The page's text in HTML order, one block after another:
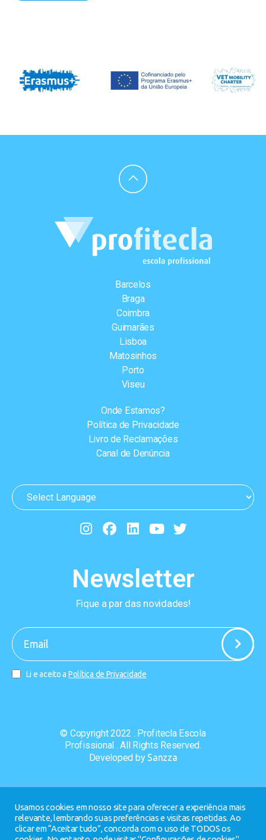
Barcelos
Braga
Coimbra
Guimarães
Lisboa
Matosinhos
Porto
Viseu
Onde Estamos?
Política de Privacidade
Livro de Reclamações
Canal de Denúncia
Newsletter
Fique a par das novidades!
Li e aceito a Política de Privacidade
-
© Copyright 2022 . Profitecla Escola
Profissional . All Rights Reserved.
Developed by Sanzza
Usamos cookies em nosso site para oferecer a experiência mais
relevante, lembrando suas preferências e visitas repetidas. Ao
clicar em “Aceitar tudo”, concorda com o uso de TODOS os